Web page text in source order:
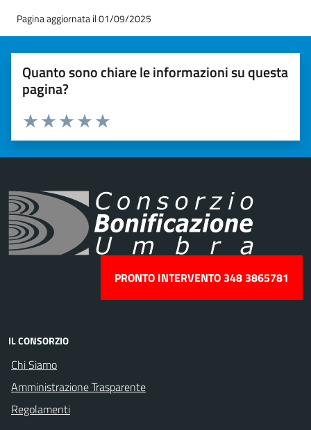
Pagina aggiornata il 01/09/2025
Quanto sono chiare le informazioni su questa
pagina?
Valuta 5 stelle su 5
Valuta 4 stelle su 5
Valuta 3 stelle su 5
Valuta 2 stelle su 5
Valuta 1 stelle su 5
PRONTO INTERVENTO 348 3865781
IL CONSORZIO
Chi Siamo
Amministrazione Trasparente
Regolamenti